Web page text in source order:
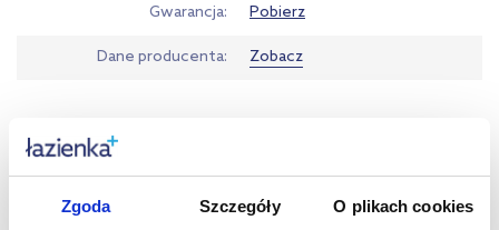
Zgoda Szczegóły O plikach cookies
Gwarancja Pobierz
Dane producenta Zobacz
Kupowane z tym produktem: